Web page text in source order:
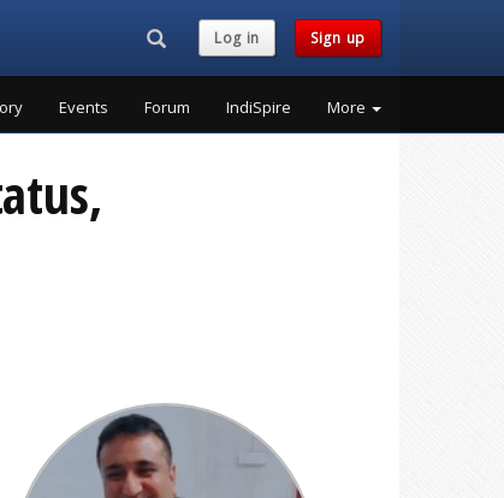
Search...Log in Sign up
Events Forum IndiSpire More